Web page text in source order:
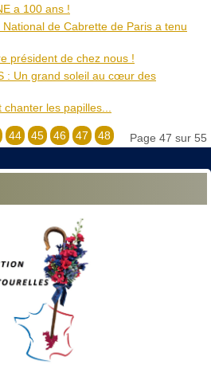
a 100 ans !
de Cabrette de Paris a tenu
président de chez nous !
: Un grand soleil au cœur des
les papilles...
Page 47 sur 55
44 45 46 47
48